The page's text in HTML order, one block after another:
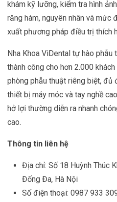
khám kỹ lưỡng, kiểm tra hình
răng hàm, nguyên nhân và mức
xuất phương pháp điều trị thích
Nha Khoa ViDental tự hào
thành công cho hơn 2.000
phòng phẫu thuật riêng biệt, đủ
thiết bị máy móc và tay nghề
hở lợi thường diễn ra nhanh
cao.
Thông tin liên hệ
Địa chỉ: Số 18 Huỳnh Thúc
Đống Đa, Hà Nội
Số điện thoại: 0987 933